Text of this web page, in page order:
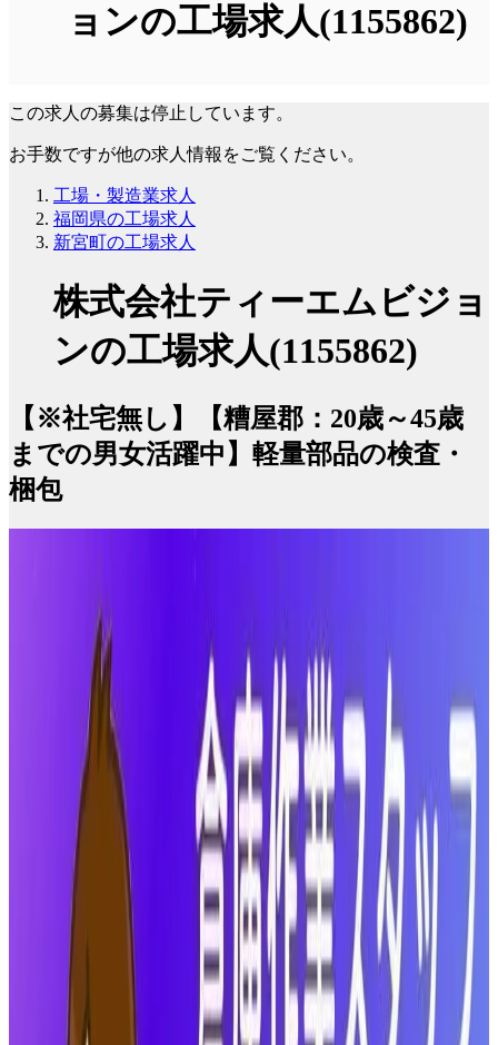
ョンの工場求人(1155862)
この求人の募集は停止しています。
お手数ですが他の求人情報をご覧ください。
工場・製造業求人
福岡県の工場求人
新宮町の工場求人
株式会社ティーエムビジョ
ンの工場求人(1155862)
【※社宅無し】【糟屋郡：20歳～45歳
までの男女活躍中】軽量部品の検査・
梱包